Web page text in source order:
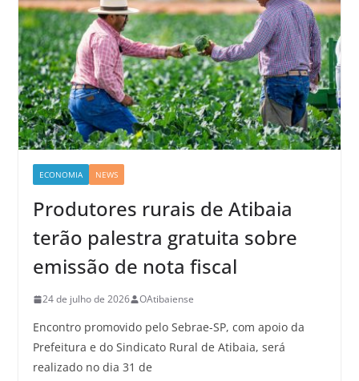
ECONOMIA NEWS
Produtores rurais de Atibaia
terão palestra gratuita sobre
emissão de nota fiscal
24 de julho de 2026 OAtibaiense
Encontro promovido pelo Sebrae-SP, com apoio da
Prefeitura e do Sindicato Rural de Atibaia, será
realizado no dia 31 de